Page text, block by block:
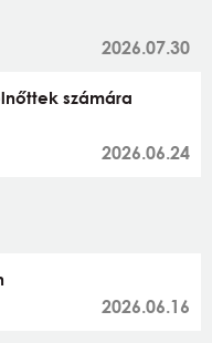
2026.07.30
számára
2026.06.24
2026.06.16